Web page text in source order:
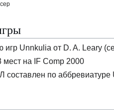
Unnkulia от D. A. Leary
мест на IF Comp 2000
составлен по